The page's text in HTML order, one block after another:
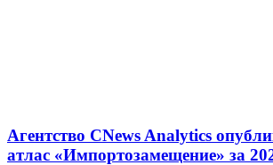
Агентство CNews Analytics
атлас «Импортозамещение» за